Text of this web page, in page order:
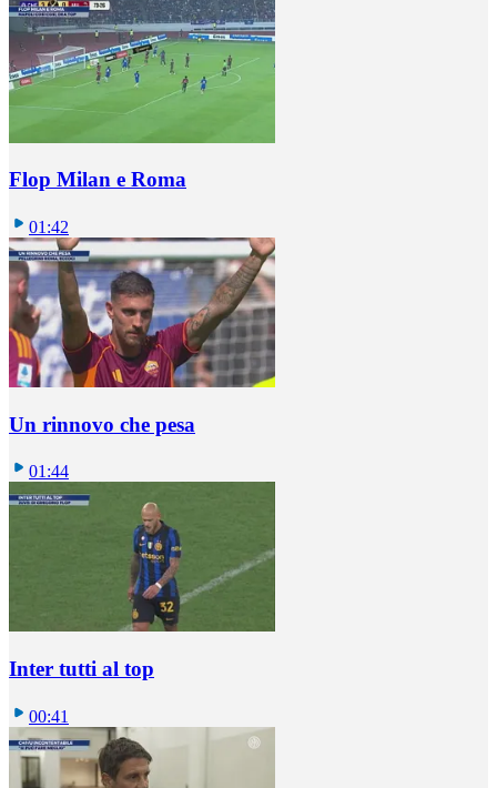
Flop Milan e Roma
01:42
Un rinnovo che pesa
01:44
Inter tutti al top
00:41